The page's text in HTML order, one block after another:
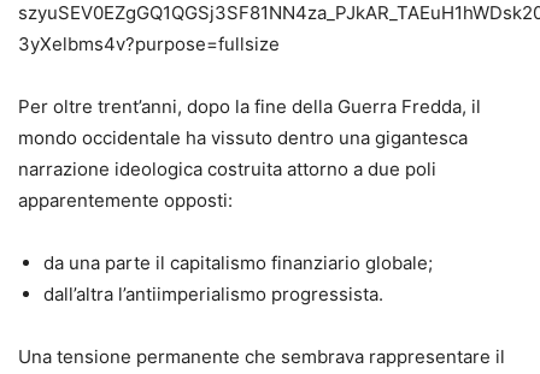
Per oltre trent’anni, dopo la fine della Guerra Fredda, il
mondo occidentale ha vissuto dentro una gigantesca
narrazione ideologica costruita attorno a due poli
apparentemente opposti:
da una parte il capitalismo finanziario globale;
dall’altra l’antiimperialismo progressista.
Una tensione permanente che sembrava rappresentare il